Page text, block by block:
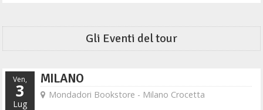
Gli Eventi del tour
Ven,
3
Lug
MILANO
Mondadori Bookstore - Milano Crocetta